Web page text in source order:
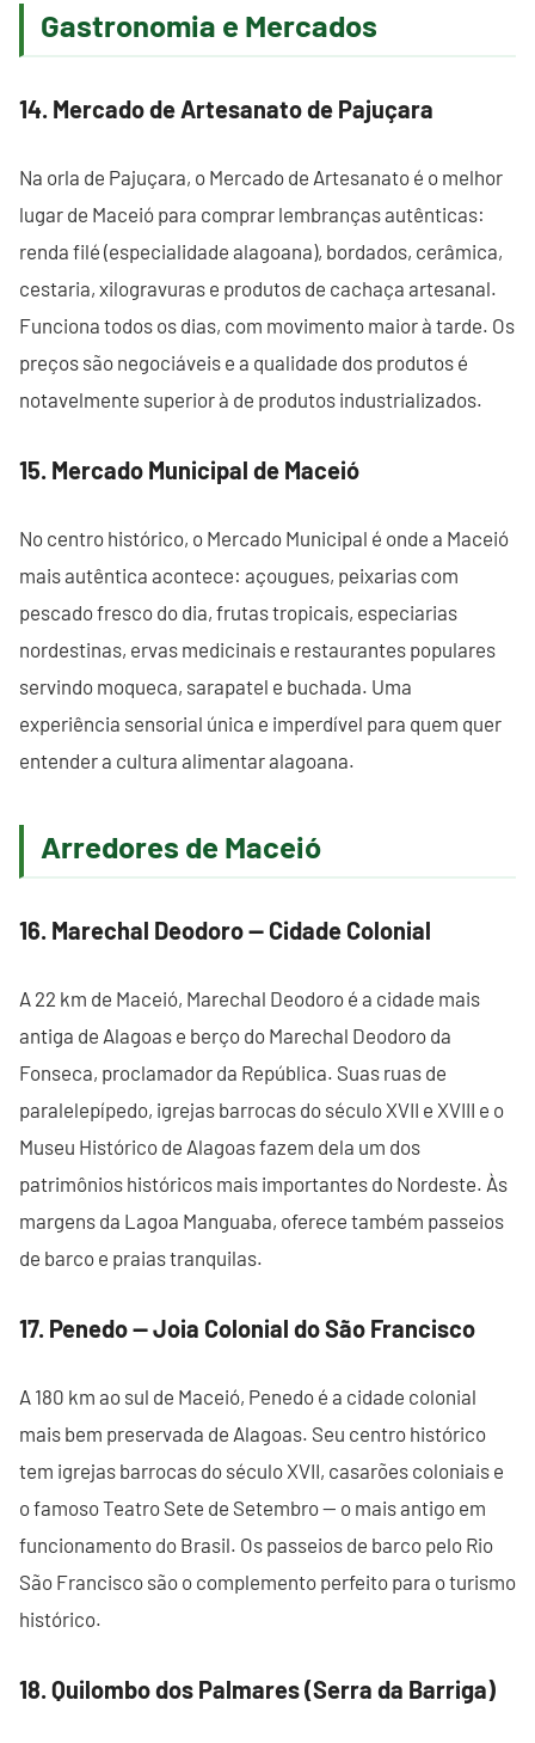
Gastronomia e Mercados
14. Mercado de Artesanato de Pajuçara
Na orla de Pajuçara, o Mercado de Artesanato é o melhor
lugar de Maceió para comprar lembranças autênticas:
renda filé (especialidade alagoana), bordados, cerâmica,
cestaria, xilogravuras e produtos de cachaça artesanal.
Funciona todos os dias, com movimento maior à tarde. Os
preços são negociáveis e a qualidade dos produtos é
notavelmente superior à de produtos industrializados.
15. Mercado Municipal de Maceió
No centro histórico, o Mercado Municipal é onde a Maceió
mais autêntica acontece: açougues, peixarias com
pescado fresco do dia, frutas tropicais, especiarias
nordestinas, ervas medicinais e restaurantes populares
servindo moqueca, sarapatel e buchada. Uma
experiência sensorial única e imperdível para quem quer
entender a cultura alimentar alagoana.
Arredores de Maceió
16. Marechal Deodoro — Cidade Colonial
A 22 km de Maceió, Marechal Deodoro é a cidade mais
antiga de Alagoas e berço do Marechal Deodoro da
Fonseca, proclamador da República. Suas ruas de
paralelepípedo, igrejas barrocas do século XVII e XVIII e o
Museu Histórico de Alagoas fazem dela um dos
patrimônios históricos mais importantes do Nordeste. Às
margens da Lagoa Manguaba, oferece também passeios
de barco e praias tranquilas.
17. Penedo — Joia Colonial do São Francisco
A 180 km ao sul de Maceió, Penedo é a cidade colonial
mais bem preservada de Alagoas. Seu centro histórico
tem igrejas barrocas do século XVII, casarões coloniais e
o famoso Teatro Sete de Setembro — o mais antigo em
funcionamento do Brasil. Os passeios de barco pelo Rio
São Francisco são o complemento perfeito para o turismo
histórico.
18. Quilombo dos Palmares (Serra da Barriga)